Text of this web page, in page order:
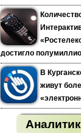
достигло
В
живут